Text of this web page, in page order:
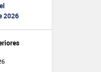
2026